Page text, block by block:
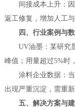
间接成本上升：因
返工修复，增加人工与
四、行业案例与
UV油墨：某研究显
峰值；用量超过5%时
涂料企业数据：当
出现严重沉淀，需重
五、解决方案与